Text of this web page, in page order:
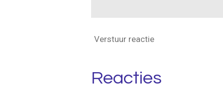
Verstuur reactie
Reacties